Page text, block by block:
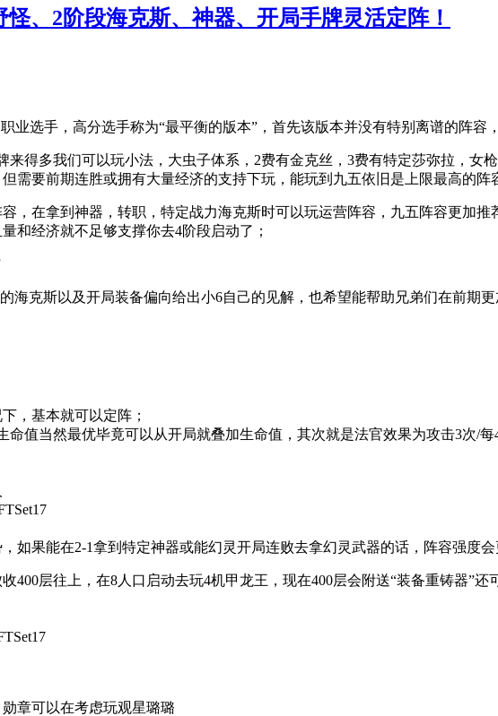
、2阶段海克斯、神器、开局手牌灵活定阵！
业选手，高分选手称为“最平衡的版本”，首先该版本并没有特别离谱的阵
得多我们可以玩小法，大虫子体系，2费有金克丝，3费有特定莎弥拉，女
需要前期连胜或拥有大量经济的支持下玩，能玩到九五依旧是上限最高的阵
，在拿到神器，转职，特定战力海克斯时可以玩运营阵容，九五阵容更加
和经济就不足够支撑你去4阶段启动了；
海克斯以及开局装备偏向给出小6自己的见解，也希望能帮助兄弟们在前期
，基本就可以定阵；
值当然最优毕竟可以从开局就叠加生命值，其次就是法官效果为攻击3次/
如果能在2-1拿到特定神器或能幻灵开局连败去拿幻灵武器的话，阵容强度
400层往上，在8人口启动去玩4机甲龙王，现在400层会附送“装备重铸器”
章可以在考虑玩观星璐璐